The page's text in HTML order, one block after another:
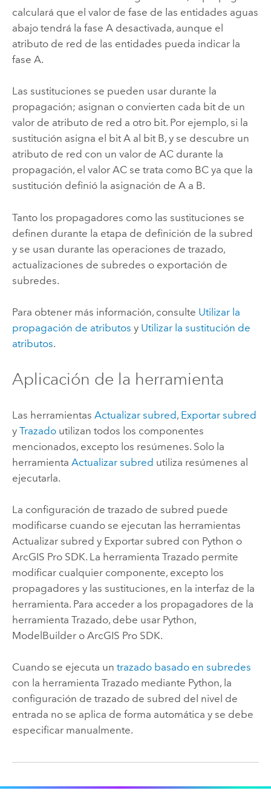
calculará que el valor de fase de las entidades aguas
abajo tendrá la fase A desactivada, aunque el
atributo de red de las entidades pueda indicar la
fase A.
Las sustituciones se pueden usar durante la
propagación; asignan o convierten cada bit de un
valor de atributo de red a otro bit. Por ejemplo, si la
sustitución asigna el bit A al bit B, y se descubre un
atributo de red con un valor de AC durante la
propagación, el valor AC se trata como BC ya que la
sustitución definió la asignación de A a B.
Tanto los propagadores como las sustituciones se
definen durante la etapa de definición de la subred
y se usan durante las operaciones de trazado,
actualizaciones de subredes o exportación de
subredes.
Para obtener más información, consulte Utilizar la
propagación de atributos y Utilizar la sustitución de
atributos.
Aplicación de la herramienta
Las herramientas Actualizar subred, Exportar subred
y Trazadoutilizan todos los componentes
mencionados, excepto los resúmenes. Solo la
herramienta Actualizar subred utiliza resúmenes al
ejecutarla.
La configuración de trazado de subred puede
modificarse cuando se ejecutan las herramientas
Actualizar subred y Exportar subred con Python o
ArcGIS Pro SDK. La herramienta Trazadopermite
modificar cualquier componente, excepto los
propagadores y las sustituciones, en la interfaz de la
herramienta. Para acceder a los propagadores de la
herramienta Trazado, debe usar Python,
ModelBuildero ArcGIS Pro SDK.
Cuando se ejecuta un trazado basado en subredes
con la herramienta Trazadomediante Python, la
configuración de trazado de subred del nivel de
entrada no se aplica de forma automática y se debe
especificar manualmente.